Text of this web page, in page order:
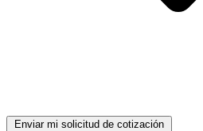
Enviar mi solicitud de cotización